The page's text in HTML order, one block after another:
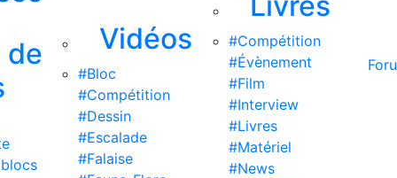
de
Vidéos
#Bloc
#Compétition
#Dessin
#Escalade
#Falaise
#Compétition
#Évènement
#Film
#Interview
#Livres
#Matériel
#News